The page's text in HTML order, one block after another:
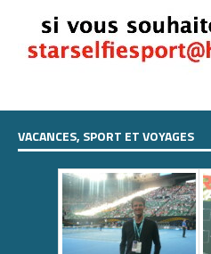
VACANCES, SPORT ET VOYAGES